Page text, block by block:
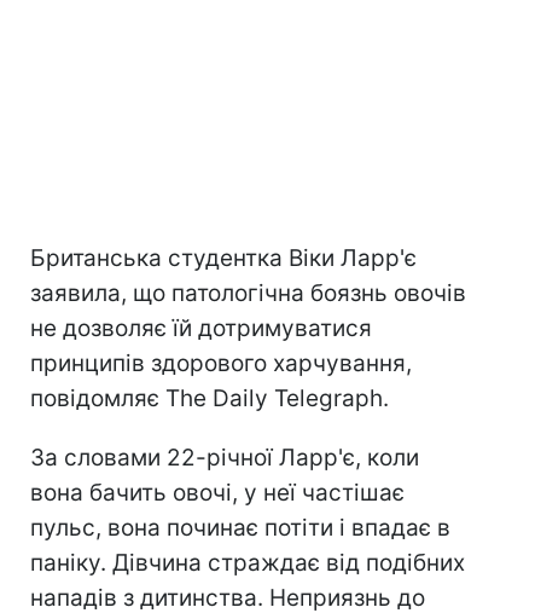
Британська студентка Віки Ларр'є
заявила, що патологічна боязнь овочів
не дозволяє їй дотримуватися
принципів здорового харчування,
повідомляє The Daily Telegraph.
За словами 22-річної Ларр'є, коли
вона бачить овочі, у неї частішає
пульс, вона починає потіти і впадає в
паніку. Дівчина страждає від подібних
нападів з дитинства. Неприязнь до